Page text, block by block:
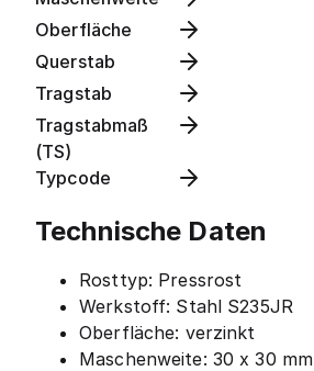
Oberfläche
Querstab
Tragstab
Tragstabmaß
(TS)
Typcode
Technische Daten
Rosttyp: Pressrost
Werkstoff: Stahl S235JR
Oberfläche: verzinkt
Maschenweite: 30 x 30 mm